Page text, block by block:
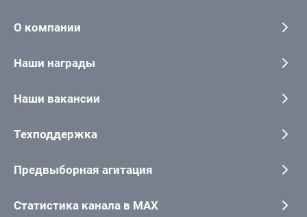
О компании
Наши награды
Наши вакансии
Техподдержка
Предвыборная агитация
Статистика канала в MAX